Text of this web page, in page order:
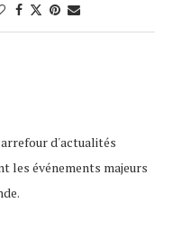
d'actualités
les événements majeurs